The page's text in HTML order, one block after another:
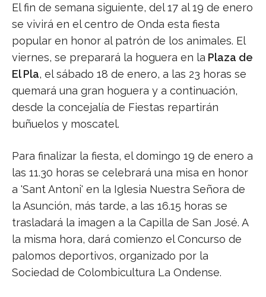
El fin de semana siguiente, del 17 al 19 de enero
se vivirá en el centro de Onda esta fiesta
popular en honor al patrón de los animales. El
viernes, se preparará la hoguera en la Plaza de
El Pla, el sábado 18 de enero, a las 23 horas se
quemará una gran hoguera y a continuación,
desde la concejalía de Fiestas repartirán
buñuelos y moscatel.
Para finalizar la fiesta, el domingo 19 de enero a
las 11.30 horas se celebrará una misa en honor
a 'Sant Antoni' en la Iglesia Nuestra Señora de
la Asunción, más tarde, a las 16.15 horas se
trasladará la imagen a la Capilla de San José. A
la misma hora, dará comienzo el Concurso de
palomos deportivos, organizado por la
Sociedad de Colombicultura La Ondense.